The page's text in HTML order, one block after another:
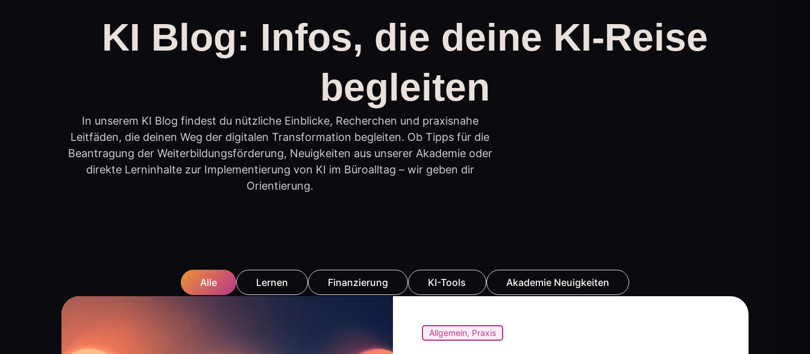
KI Blog: Infos, die deine KI-Reise
begleiten
In unserem KI Blog findest du nützliche Einblicke, Recherchen und praxisnahe
Leitfäden, die deinen Weg der digitalen Transformation begleiten. Ob Tipps für die
Beantragung der Weiterbildungsförderung, Neuigkeiten aus unserer Akademie oder
direkte Lerninhalte zur Implementierung von KI im Büroalltag – wir geben dir
Orientierung.
Alle Lernen Finanzierung KI-Tools Akademie Neuigkeiten
Allgemein, Praxis